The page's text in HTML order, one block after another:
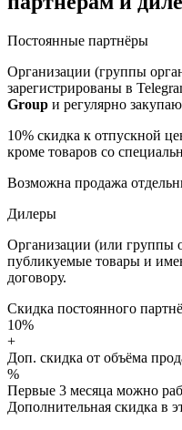
Постоянные партнёры
Организации (группы
зарегистрированы в
Group и регулярно
10% скидка к отпускной
кроме товаров со
Возможна продажа
Дилеры
Организации (или группы
публикуемые товары и
договору.
Скидка постоянного
10%
+
Доп. скидка от объёма
%
Первые 3 месяца можно
Дополнительная скидка в